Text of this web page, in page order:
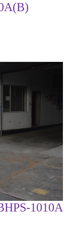
1010A